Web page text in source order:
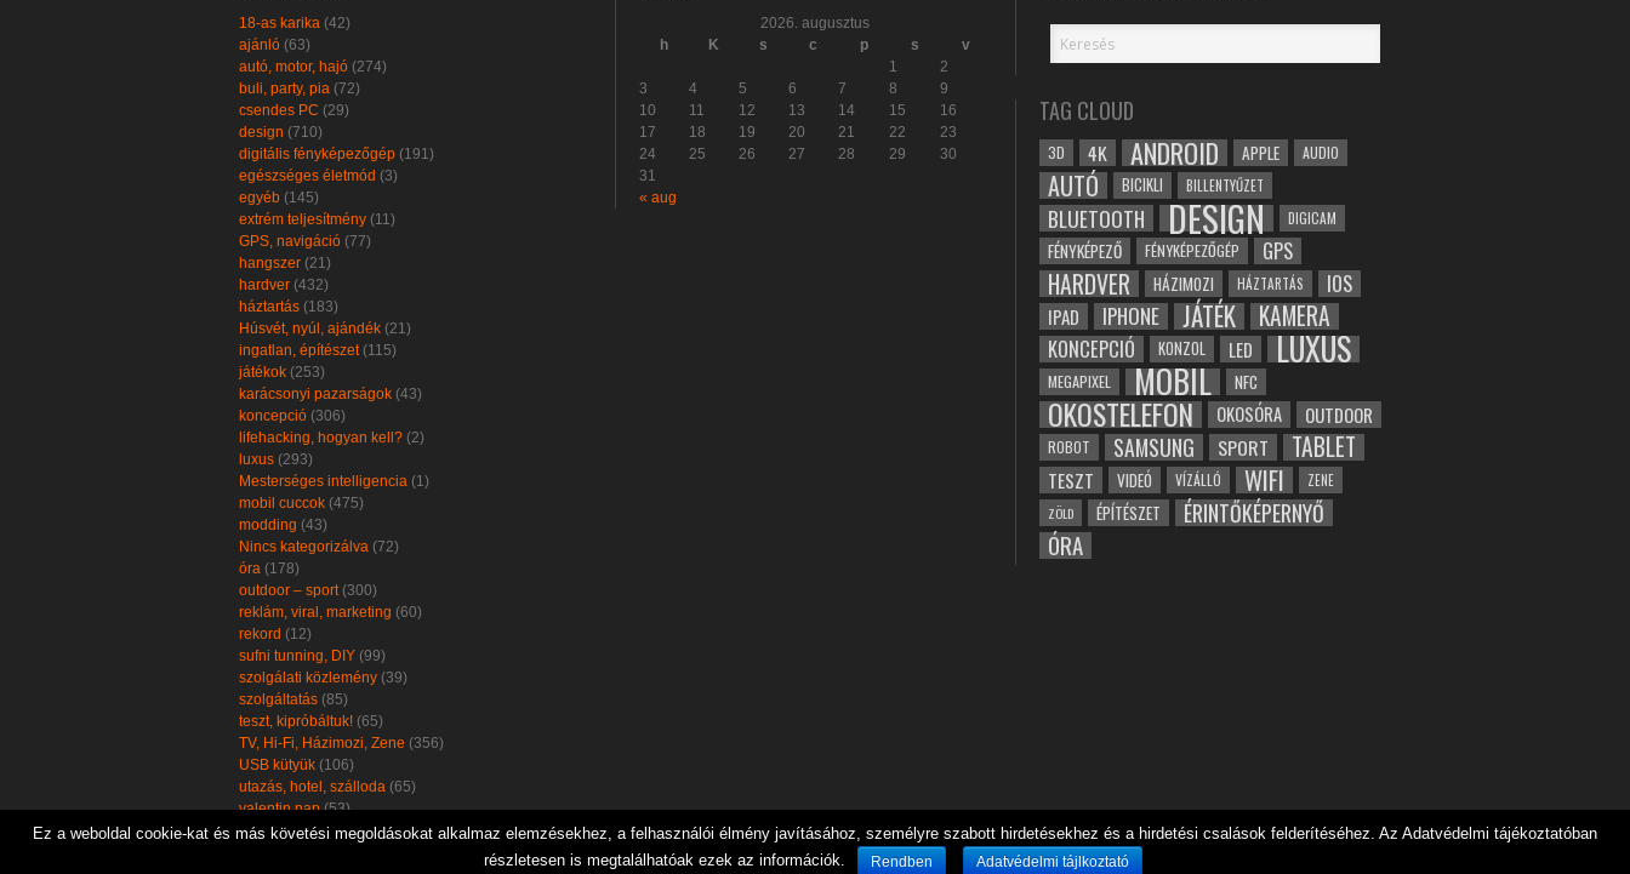
18-as karika (42)
ajánló (63)
autó, motor, hajó (274)
buli, party, pia (72)
csendes PC (29)
design (710)
digitális fényképezőgép (191)
egészséges életmód (3)
egyéb (145)
extrém teljesítmény (11)
GPS, navigáció (77)
hangszer (21)
hardver (432)
háztartás (183)
Húsvét, nyúl, ajándék (21)
ingatlan, építészet(115)
játékok (253)
karácsonyi pazarságok (43)
koncepció (306)
lifehacking, hogyan kell? (2)
luxus (293)
Mesterséges intelligencia (1)
mobil cuccok (475)
modding (43)
Nincs kategorizálva (72)
óra (178)
outdoor – sport(300)
reklám, viral, marketing (60)
rekord (12)
sufni tunning, DIY (99)
szolgálati közlemény (39)
szolgáltatás (85)
teszt, kipróbáltuk! (65)
TV, Hi-Fi, Házimozi, Zene (356)
USB kütyük (106)
utazás, hotel, szálloda (65)
valentin nap(53)
zöld, öko, környezetbarát(102)
2026. augusztus
h
K s c p s
v
1
2
3
4 5 6 7 8
9
10
11 12 13 14 15
16
17
18 19 20 21 22
23
24
25 26 27 28 29
30
31
« aug
TAG CLOUD
3D 4K ANDROID APPLE AUDIO
AUTÓ BICIKLI BILLENTYŰZET
BLUETOOTH DESIGN DIGICAM
FÉNYKÉPEZŐ FÉNYKÉPEZŐGÉP GPS
HARDVER HÁZIMOZI HÁZTARTÁS IOS
IPAD IPHONE JÁTÉK KAMERA
KONCEPCIÓ KONZOL LED LUXUS
MEGAPIXEL MOBIL NFC
OKOSTELEFON OKOSÓRA OUTDOOR
ROBOT SAMSUNG SPORT TABLET
TESZT VIDEÓ VÍZÁLLÓ WIFI
ZENE
ZÖLD
ÉPÍTÉSZET ÉRINTŐKÉPERNYŐ
ÓRA
Ez a weboldal cookie-kat és más követési megoldásokat alkalmaz elemzésekhez, a felhasználói élmény javításához, személyre szabott hirdetésekhez és a hirdetési csalások felderítéséhez. Az Adatvédelmi tájékoztatóban
részletesen is megtalálhatóak ezek az információk.
Rendben Adatvédelmi tájlkoztató